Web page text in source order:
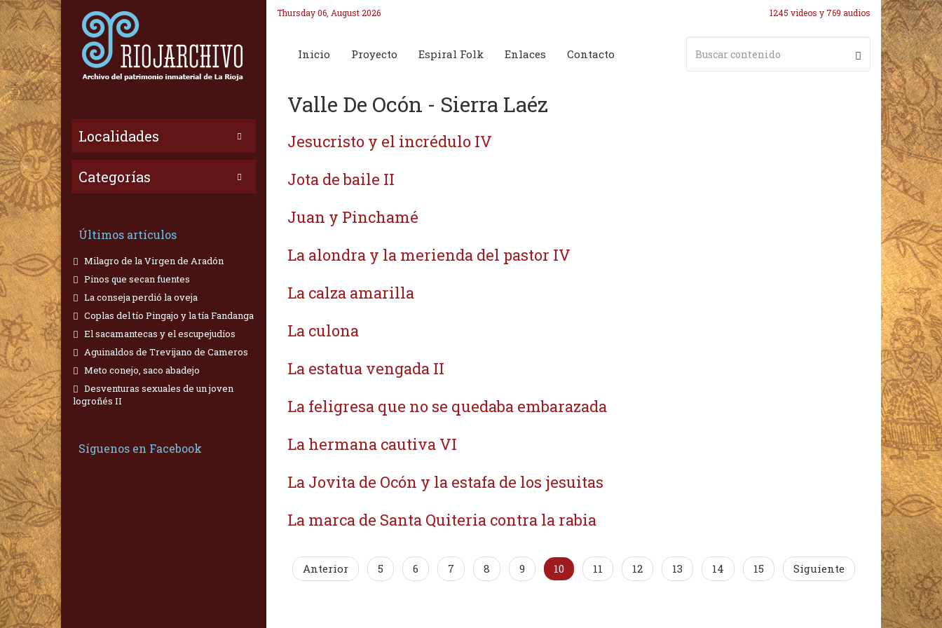
Localidades
Categorías
Últimos artículos
Milagro de la Virgen de Aradón
Pinos que secan fuentes
La conseja perdió la oveja
Coplas del tío Pingajo y la tía Fandanga
El sacamantecas y el escupejudíos
Aguinaldos de Trevijano de Cameros
Meto conejo, saco abadejo
Desventuras sexuales de un joven
logroñés II
Síguenos en Facebook
Thursday 06, August 2026 1245 videos y 769 audios
Inicio Proyecto Espiral Folk Enlaces Contacto
Valle De Ocón - Sierra Laéz
Jesucristo y el incrédulo IV
Jota de baile II
Juan y Pinchamé
La alondra y la merienda del pastor IV
La calza amarilla
La culona
La estatua vengada II
La feligresa que no se quedaba embarazada
La hermana cautiva VI
La Jovita de Ocón y la estafa de los jesuitas
La marca de Santa Quiteria contra la rabia
Anterior 5 6 7 8 9 10 11 12 13 14 15 Siguiente